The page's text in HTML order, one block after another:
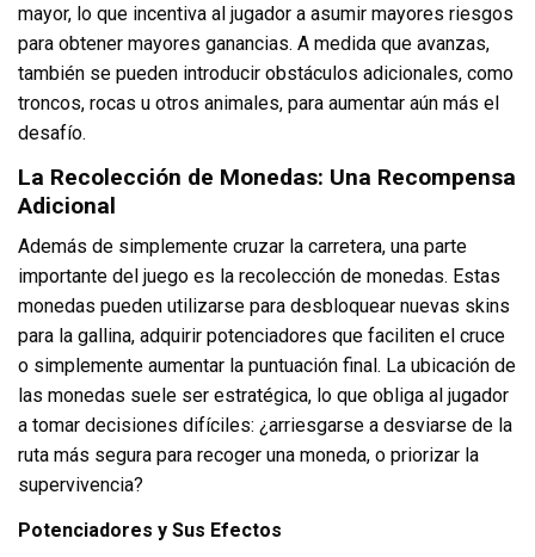
mayor, lo que incentiva al jugador a asumir mayores riesgos
para obtener mayores ganancias. A medida que avanzas,
también se pueden introducir obstáculos adicionales, como
troncos, rocas u otros animales, para aumentar aún más el
desafío.
La Recolección de Monedas: Una Recompensa
Adicional
Además de simplemente cruzar la carretera, una parte
importante del juego es la recolección de monedas. Estas
monedas pueden utilizarse para desbloquear nuevas skins
para la gallina, adquirir potenciadores que faciliten el cruce
o simplemente aumentar la puntuación final. La ubicación de
las monedas suele ser estratégica, lo que obliga al jugador
a tomar decisiones difíciles: ¿arriesgarse a desviarse de la
ruta más segura para recoger una moneda, o priorizar la
supervivencia?
Potenciadores y Sus Efectos